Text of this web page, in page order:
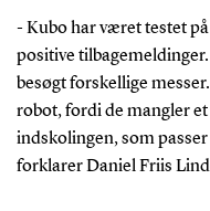
- Kubo har været testet
positive
besøgt forskellige
robot, fordi de mangler
indskolingen, som
forklarer Daniel Friis